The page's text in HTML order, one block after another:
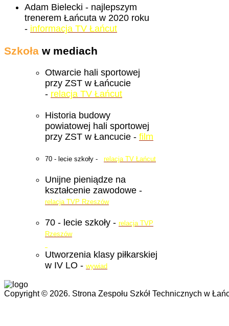
Adam Bielecki - najlepszym
trenerem Łańcuta w 2020 roku
- informacja TV Łańcut
Szkoła w mediach
Otwarcie hali sportowej
przy ZST w Łańcucie
- relacja TV Łańcut
Historia budowy
powiatowej hali sportowej
przy ZST w Łancucie - film
70 - lecie szkoły - relacja TV Łańcut
Unijne pieniądze na
kształcenie zawodowe -
relacja TVP Rzeszów
70 - lecie szkoły - relacja TVP
Rzeszów
Utworzenia klasy piłkarskiej
w IV LO - wywiad
Copyright © 2026. Strona Zespołu Szkół Technicznych w